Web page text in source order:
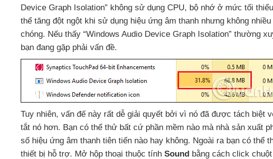
Device Graph Isolation” không sử dụng CPU, bộ nhớ ở mức tối thiểu
thể tăng đột ngột khi sử dụng hiệu ứng âm thanh nhưng không nhiều
chóng. Nếu thấy “Windows Audio Device Graph Isolation” thường
bạn đang gặp phải vấn đề.
Tuy nhiên, vấn đế này rất dễ giải quyết bởi vì nó đã được tách biệt
tắt nó hơn. Bạn có thể thử bất cứ phần mềm nào mà nhà sản xuất
số hiệu ứng âm thanh tiên tiến nào hay không. Ngoài ra bạn có thể
thiết bị hỗ trợ. Mở hộp thoại thuộc tính Sound bằng cách click